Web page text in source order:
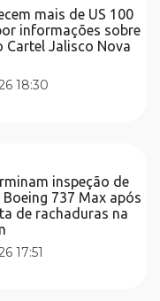
mais de US 100
informações sobre
Cartel Jalisco Nova
18:30
inspeção de
737 Max após
de rachaduras na
17:51